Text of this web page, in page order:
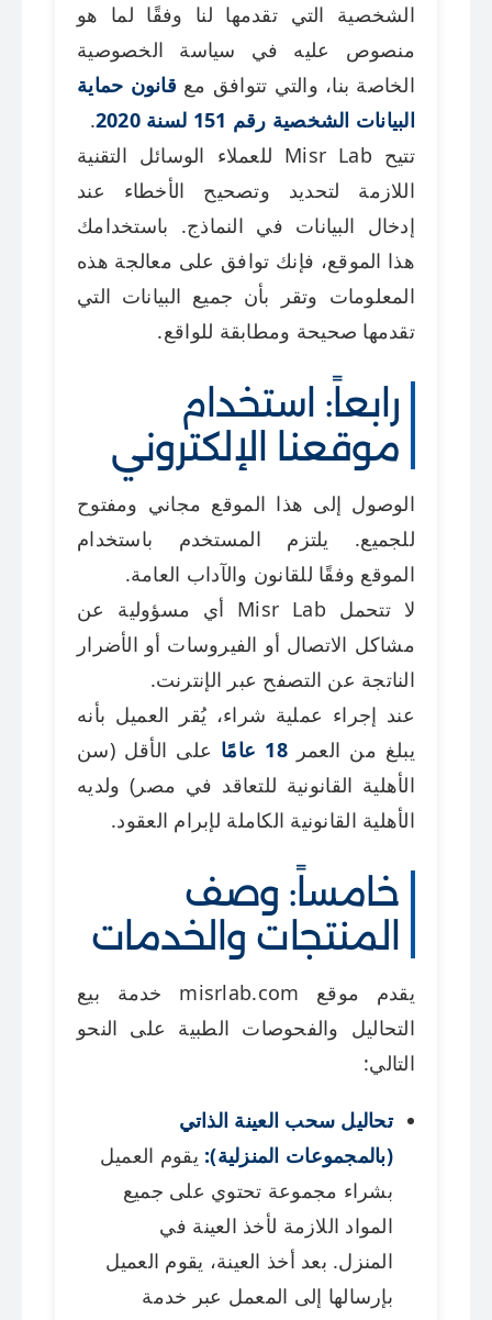
الشخصية التي تقدمها لنا وفقًا لما هو
منصوص عليه في سياسة الخصوصية
الخاصة بنا، والتي تتوافق مع قانون حماية
البيانات الشخصية رقم 151 لسنة 2020
.
تتيح Misr Lab للعملاء الوسائل التقنية
اللازمة لتحديد وتصحيح الأخطاء عند
إدخال البيانات في النماذج. باستخدامك
هذا الموقع، فإنك توافق على معالجة هذه
المعلومات وتقر بأن جميع البيانات التي
تقدمها صحيحة ومطابقة للواقع.
رابعاً: استخدام
موقعنا الإلكتروني
الوصول إلى هذا الموقع مجاني ومفتوح
للجميع. يلتزم المستخدم باستخدام
الموقع وفقًا للقانون والآداب العامة.
لا تتحمل Misr Lab أي مسؤولية عن
مشاكل الاتصال أو الفيروسات أو الأضرار
الناتجة عن التصفح عبر الإنترنت.
عند إجراء عملية شراء، يُقر العميل بأنه
يبلغ من العمر18 عامًا
على الأقل (سن
الأهلية القانونية للتعاقد في مصر) ولديه
الأهلية القانونية الكاملة لإبرام العقود.
خامساً: وصف
المنتجات والخدمات
يقدم موقع misrlab.com خدمة بيع
التحاليل والفحوصات الطبية على النحو
التالي:
تحاليل سحب العينة الذاتي
(بالمجموعات المنزلية): يقوم العميل
بشراء مجموعة تحتوي على جميع
المواد اللازمة لأخذ العينة في
المنزل. بعد أخذ العينة، يقوم العميل
بإرسالها إلى المعمل عبر خدمة